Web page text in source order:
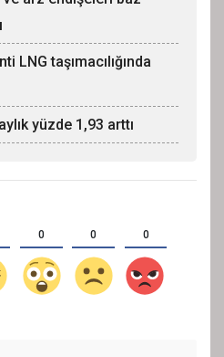
LNG taşımacılığında
yüzde 1,93 arttı
0 0 0